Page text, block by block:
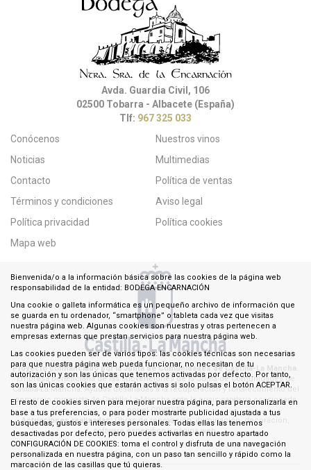
Avda. Guardia Civil, 106
02500 Tobarra - Albacete (España)
Tlf: 967 325 033
Conócenos
Nuestros vinos
Noticias
Multimedias
Contacto
Política de ventas
Términos y condiciones
Aviso legal
Política privacidad
Política cookies
Mapa web
Proyecto cofinanciado por la Junta de Comunidades de Castilla-La Mancha.
Empresa beneficiaria de las subvenciones de la Junta de Comunidades de
Castilla-La Mancha: Ayudas destinadas a la recuperación y fortalecimiento del
comercio minorista de Castilla-La Mancha ante la crisis sanitaria ocasionada
por el COVID-19
Actuaciones realizadas:Obras de renovación, iluminación, decoración,
software especifico y página web.
Bienvenida/o a la información básica sobre las cookies de la página web
responsabilidad de la entidad: BODEGA ENCARNACIÓN
Una cookie o galleta informática es un pequeño archivo de información que
se guarda en tu ordenador, “smartphone” o tableta cada vez que visitas
nuestra página web. Algunas cookies son nuestras y otras pertenecen a
empresas externas que prestan servicios para nuestra página web.
Las cookies pueden ser de varios tipos: las cookies técnicas son necesarias
para que nuestra página web pueda funcionar, no necesitan de tu
autorización y son las únicas que tenemos activadas por defecto. Por tanto,
son las únicas cookies que estarán activas si solo pulsas el botón ACEPTAR.
El resto de cookies sirven para mejorar nuestra página, para personalizarla en
base a tus preferencias, o para poder mostrarte publicidad ajustada a tus
búsquedas, gustos e intereses personales. Todas ellas las tenemos
desactivadas por defecto, pero puedes activarlas en nuestro apartado
CONFIGURACIÓN DE COOKIES: toma el control y disfruta de una navegación
personalizada en nuestra página, con un paso tan sencillo y rápido como la
marcación de las casillas que tú quieras.